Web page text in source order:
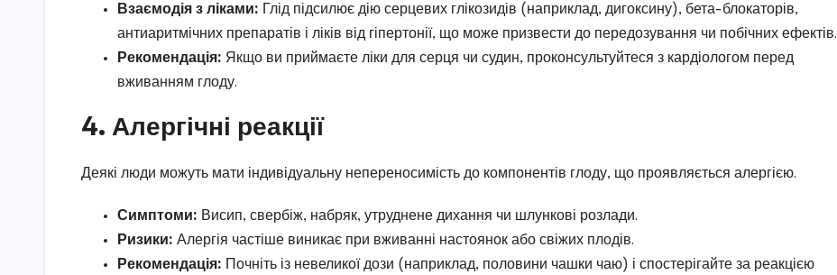
Взаємодія з ліками: Глід підсилює дію серцевих глікозидів (наприклад, дигоксину), бета-блокаторів,
антиаритмічних препаратів і ліків від гіпертонії, що може призвести до передозування чи побічних ефектів.
Рекомендація: Якщо ви приймаєте ліки для серця чи судин, проконсультуйтеся з кардіологом перед
вживанням глоду.
4. Алергічні реакції
Деякі люди можуть мати індивідуальну непереносимість до компонентів глоду, що проявляється алергією.
Симптоми: Висип, свербіж, набряк, утруднене дихання чи шлункові розлади.
Ризики: Алергія частіше виникає при вживанні настоянок або свіжих плодів.
Рекомендація: Почніть із невеликої дози (наприклад, половини чашки чаю) і спостерігайте за реакцією